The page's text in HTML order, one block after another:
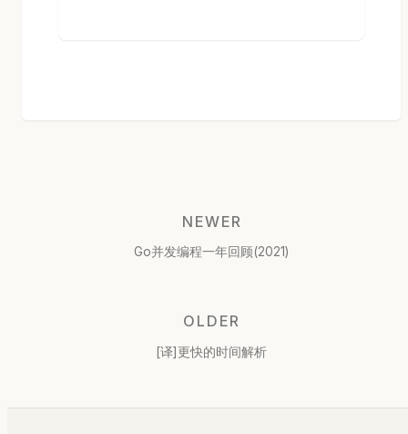
NEWER
Go并发编程一年回顾(2021)
OLDER
[译]更快的时间解析